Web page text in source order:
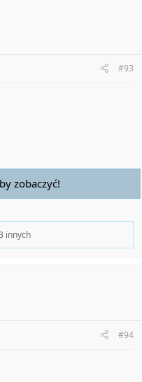
#93
zobaczyć!
innych
#94